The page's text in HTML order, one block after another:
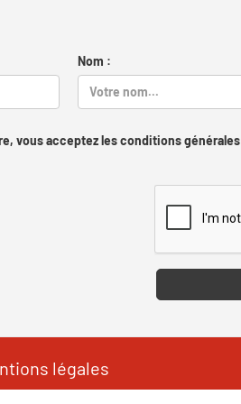
Nom :
vous acceptez les conditions générales
légales